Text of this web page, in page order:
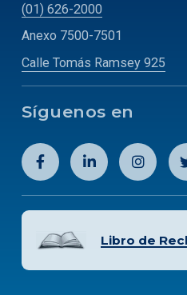
(01) 626-2000
Anexo 7500-7501
Calle Tomás Ramsey 925
Síguenos en
Libro de